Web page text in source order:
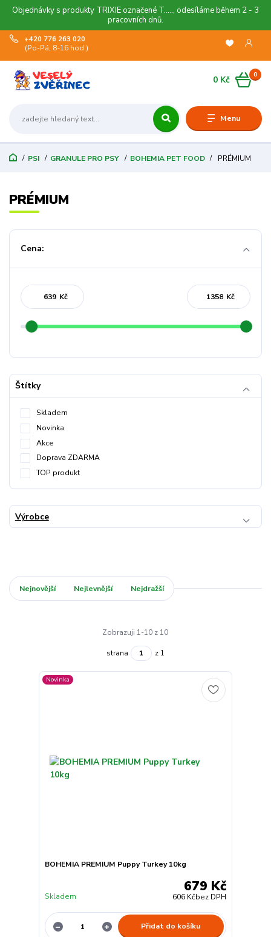
Objednávky s produkty TRIXIE označené T....., odesíláme během 2 - 3
pracovních dnů.
Menu
+420 776 263 020
(Po-Pá, 8-16 hod.)
0
0 Kč
PSI GRANULE PRO PSY BOHEMIA PET FOOD PRÉMIUM
PRÉMIUM
Cena:
Kč Kč
Štítky
Skladem
Novinka
Akce
Doprava ZDARMA
TOP produkt
Výrobce
Nejnovější Nejlevnější Nejdražší
Zobrazuji 1-10 z 10
strana z 1
Novinka
BOHEMIA PREMIUM Puppy Turkey 10kg
679 Kč
606 Kčbez DPH
Skladem
Přidat do košíku